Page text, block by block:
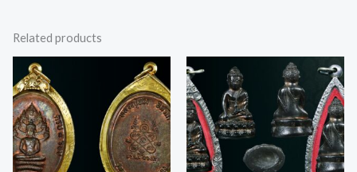
Related products